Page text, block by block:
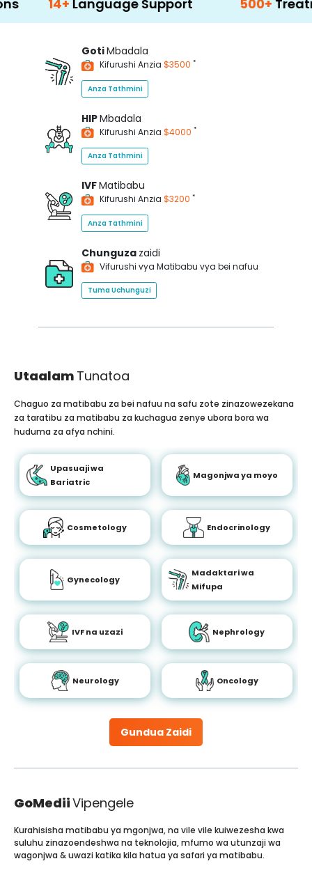
Language Support 500+ Treatment
GotiMbadala
Kifurushi Anzia $3500 *
Anza Tathmini
HIPMbadala
Kifurushi Anzia $4000 *
Anza Tathmini
IVFMatibabu
Kifurushi Anzia $3200 *
Anza Tathmini
Chunguza zaidi
Vifurushi vya Matibabu vya bei nafuu
Tuma Uchunguzi
Utaalam Tunatoa
Gundua Zaidi
Chaguo za matibabu za bei nafuu na safu zote zinazowezekana
za taratibu za matibabu za kuchagua zenye ubora bora wa
huduma za afya nchini.
Upasuaji wa
Bariatric
Magonjwa ya moyo
Cosmetology Endocrinology
Gynecology
Madaktari wa
Mifupa
IVF na uzazi Nephrology
Neurology Oncology
GoMediiVipengele
Kurahisisha matibabu ya mgonjwa, na vile vile kuiwezesha kwa
suluhu zinazoendeshwa na teknolojia, mfumo wa utunzaji wa
wagonjwa & uwazi katika kila hatua ya safari ya matibabu.